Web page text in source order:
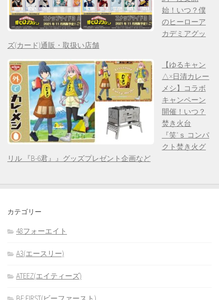
始！いつ？僕
のヒーローア
カデミアグッ
ズ(カード)通販・取扱い店舗
【ゆるキャン
△×日清カレー
メシ】コラボ
キャンペーン
開催！いつ？
焚き火台
『笑’ｓ コンパ
クト焚き火グ
リル 『B-6君』』グッズプレゼント企画など
カテゴリー
48フォーエイト
A3(エースリー)
ATEEZ(エイティーズ)